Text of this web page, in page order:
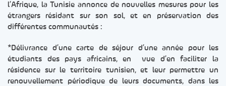
l’Afrique, la Tunisie annonce de nouvelles mesures pour les
étrangers résidant sur son sol, et en préservation des
différentes communautés :
*Délivrance d’une carte de séjour d’une année pour les
étudiants des pays africains, en vue d’en faciliter la
résidence sur le territoire tunisien, et leur permettre un
renouvellement périodique de leurs documents, dans les